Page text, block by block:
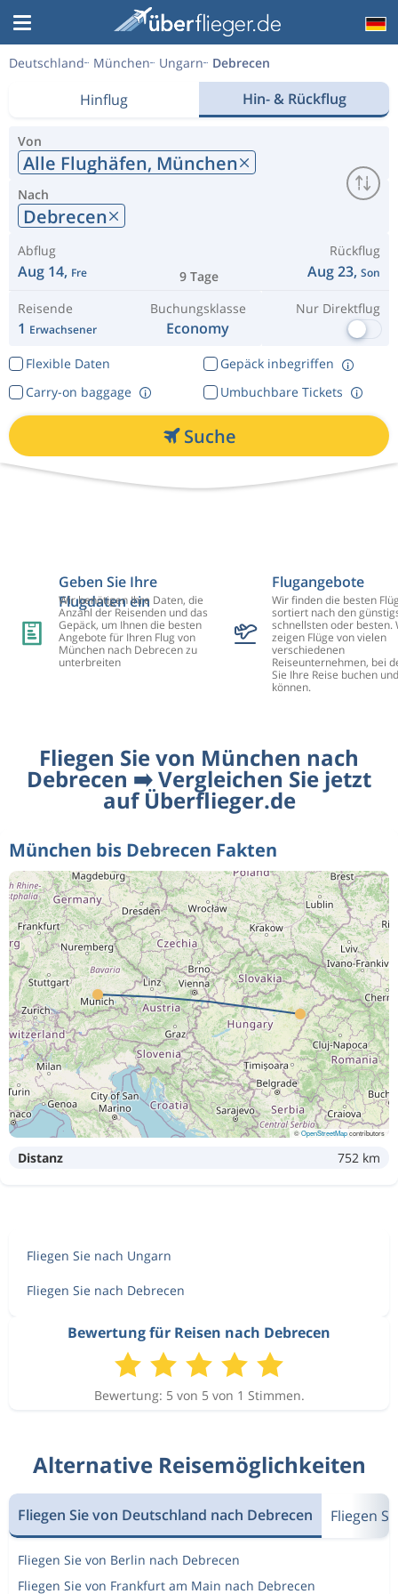
Deutschland München Ungarn Debrecen
Hinflug Hin- & Rückflug
Von
Alle Flughäfen, München
Nach
Debrecen
Abflug
Aug 14, Fre 9 Tage
Rückflug
Aug 23, Son
Reisende
1 Erwachsener
Buchungsklasse
Economy
Nur Direktflug
Flexible Daten
Gepäck inbegriffen
Umbuchbare Tickets
Carry-on baggage
Suche
Geben Sie Ihre
Flugdaten ein
Wir benötigen Ihre Daten, die
Anzahl der Reisenden und das
Gepäck, um Ihnen die besten
Angebote für Ihren Flug von
München nach Debrecen zu
unterbreiten
Flugangebote
Wir finden die besten
sortiert nach den
schnellsten oder besten.
zeigen Flüge von vielen
verschiedenen
Reiseunternehmen, bei
Sie Ihre Reise buchen
können.
Fliegen Sie von München nach
Debrecen ➡️ Vergleichen Sie jetzt
auf Überflieger.de
München bis Debrecen Fakten
©OpenStreetMapcontributors
Distanz 752 km
Fliegen Sie nach Ungarn
Fliegen Sie nach Debrecen
Bewertung für Reisen nach Debrecen
Bewertung: 5 von 5 von 1 Stimmen.
Alternative Reisemöglichkeiten
Fliegen Sie von Deutschland nach Debrecen Fliegen
Fliegen Sie von Berlin nach Debrecen
Fliegen Sie von Frankfurt am Main nach Debrecen